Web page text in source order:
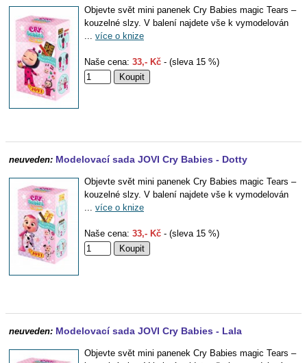
Objevte svět mini panenek Cry Babies magic Tears –
kouzelné slzy. V balení najdete vše k vymodelován
... více o knize
Naše cena: 33,- Kč - (sleva 15 %)
neuveden: Modelovací sada JOVI Cry Babies - Dotty
Objevte svět mini panenek Cry Babies magic Tears –
kouzelné slzy. V balení najdete vše k vymodelován
... více o knize
Naše cena: 33,- Kč - (sleva 15 %)
neuveden: Modelovací sada JOVI Cry Babies - Lala
Objevte svět mini panenek Cry Babies magic Tears –